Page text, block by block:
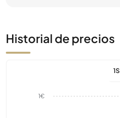
Historial de precios
1S
1€